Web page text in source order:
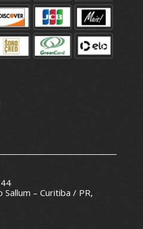
Sallum – Curitiba / PR,